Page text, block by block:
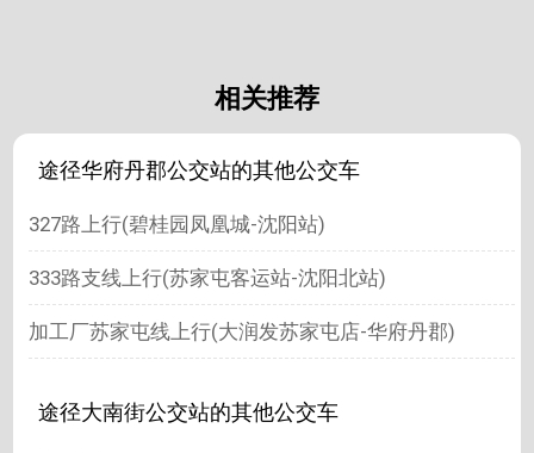
相关推荐
途径华府丹郡公交站的其他公交车
327路上行(碧桂园凤凰城-沈阳站)
333路支线上行(苏家屯客运站-沈阳北站)
加工厂苏家屯线上行(大润发苏家屯店-华府丹郡)
途径大南街公交站的其他公交车